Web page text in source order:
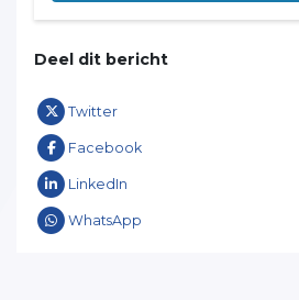
Deel dit bericht
Twitter
Facebook
LinkedIn
WhatsApp